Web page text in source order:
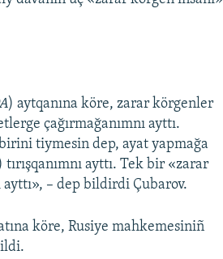
) aytqanına köre, zarar körgenler
çağırmağanımnı ayttı.
tiymesin dep, ayat yapmağa
ayttı. Tek bir «zarar
– dep bildirdi Çubarov.
köre, Rusiye mahkemesiniñ